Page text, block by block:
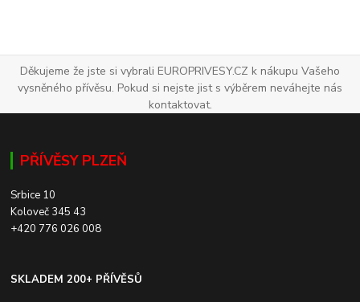
Děkujeme že jste si vybrali EUROPRIVESY.CZ k nákupu Vašeho
vysněného přívěsu. Pokud si nejste jist s výběrem neváhejte nás
kontaktovat.
PŘÍVĚSY PLZEŇ
Srbice 10
Koloveč 345 43
+420 776 026 008
SKLADEM 200+ PŘÍVĚSŮ